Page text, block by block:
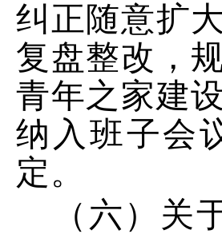
纠正随意扩
复盘整改，
青年之家建
纳入班子会
定。
（六）关